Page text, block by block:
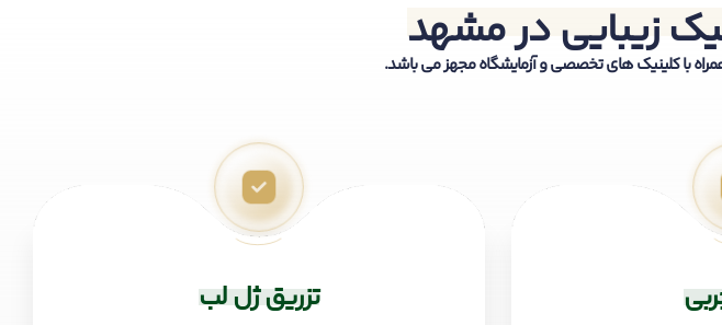
زیبایی در مشهد
همراه با کلینیک های تخصصی و آزمایشگاه مجهز می باشد.
تزریق ژل لب